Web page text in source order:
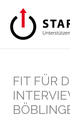
Inhalt
springen
FIT FÜR